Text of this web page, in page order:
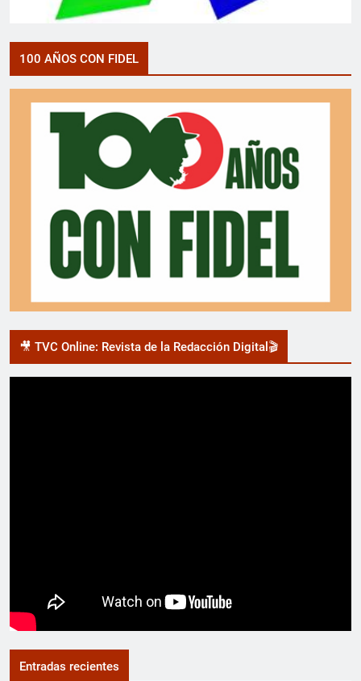
100 AÑOS CON FIDEL
🎥 TVC Online: Revista de la Redacción Digital🎬
Entradas recientes